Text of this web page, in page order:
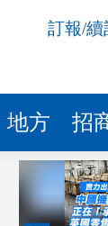
訂報/續
地方 招